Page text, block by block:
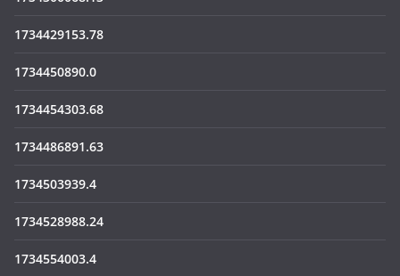
1734429153.78
1734450890.0
1734454303.68
1734486891.63
1734503939.4
1734528988.24
1734554003.4